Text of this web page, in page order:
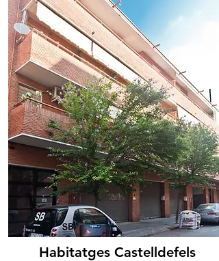
Habitatges Castelldefels